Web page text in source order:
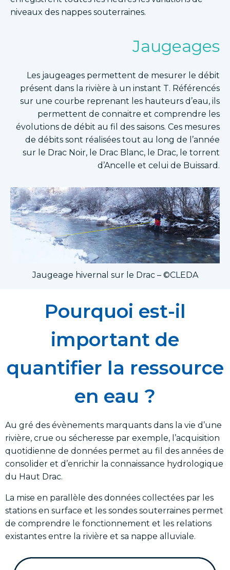
niveaux des nappes souterraines.
Jaugeages
Les jaugeages permettent de mesurer le débit
présent dans la rivière à un instant T. Référencés
sur une courbe reprenant les hauteurs d’eau, ils
permettent de connaitre et comprendre les
évolutions de débit au fil des saisons. Ces mesures
de débits sont réalisées tout au long de l’année
sur le Drac Noir, le Drac Blanc, le Drac, le torrent
d’Ancelle et celui de Buissard.
Jaugeage hivernal sur le Drac – ©CLEDA
Pourquoi est-il
important de
quantifier la ressource
en eau ?
Au gré des évènements marquants dans la vie d’une
rivière, crue ou sécheresse par exemple, l’acquisition
quotidienne de données permet au fil des années de
consolider et d’enrichir la connaissance hydrologique
du Haut Drac.
La mise en parallèle des données collectées par les
stations en surface et les sondes souterraines permet
de comprendre le fonctionnement et les relations
existantes entre la rivière et sa nappe alluviale.